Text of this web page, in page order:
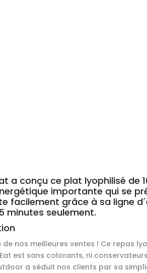
a conçu ce plat lyophilisé de
importante qui se
facilement grâce à sa ligne
minutes seulement.
de nos meilleures ventes ! Ce repas
est sans colorants, ni
a séduit nos clients par sa